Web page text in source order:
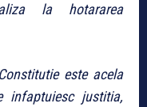
la hotararea
este acela
infaptuiesc justitia,